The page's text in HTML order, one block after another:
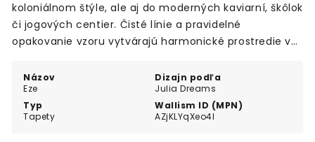
Názov
Eze
Dizajn podľa
Julia Dreams
Typ
Tapety
Wallism ID (MPN)
AZjKLYqXeo4l
koloniálnom štýle, ale aj do moderných kaviarní, škôlok
či jogových centier. Čisté línie a pravidelné
opakovanie vzoru vytvárajú harmonické prostredie v
ideálna voľba pre každého, kto hľadá originálne
umenie na stenu.